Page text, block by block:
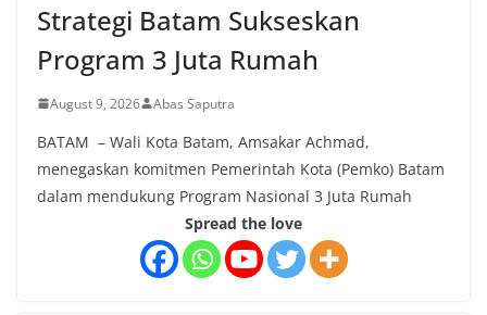
Strategi Batam Sukseskan
Program 3 Juta Rumah
August 9, 2026 Abas Saputra
BATAM – Wali Kota Batam, Amsakar Achmad,
menegaskan komitmen Pemerintah Kota (Pemko) Batam
dalam mendukung Program Nasional 3 Juta Rumah
Spread the love